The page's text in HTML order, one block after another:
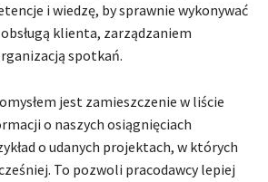
i wiedzę, by sprawnie wykonywać
klienta, zarządzaniem
spotkań.
jest zamieszczenie w liście
o naszych osiągnięciach
o udanych projektach, w których
To pozwoli pracodawcy lepiej